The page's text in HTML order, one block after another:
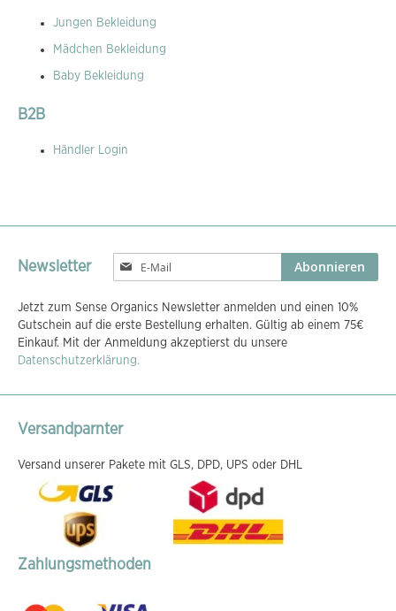
Jungen Bekleidung
Mädchen Bekleidung
Baby Bekleidung
B2B
Händler Login
Newsletter
Melden
Sie
für
unseren
Newsletter
an:
Abonnieren
Jetzt zum Sense Organics Newsletter anmelden und einen 10%
Gutschein auf die erste Bestellung erhalten. Gültig ab einem 75€
Einkauf. Mit der Anmeldung akzeptierst du unsere
Datenschutzerklärung.
Versandparnter
Versand unserer Pakete mit GLS, DPD, UPS oder DHL
Zahlungsmethoden